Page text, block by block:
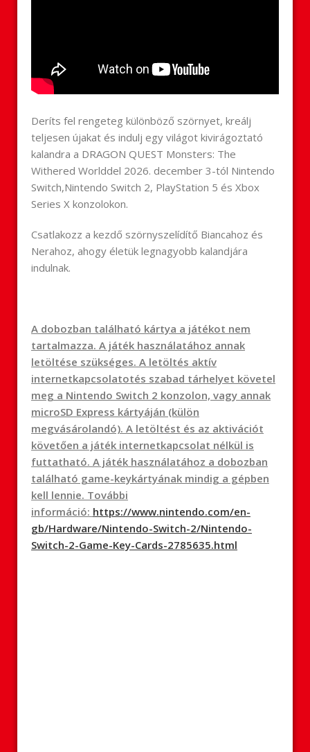
Deríts fel rengeteg különböző szörnyet, kreálj
teljesen újakat és indulj egy világot kivirágoztató
kalandra a DRAGON QUEST Monsters: The
Withered Worlddel 2026. december 3-tól Nintendo
Switch,Nintendo Switch 2, PlayStation 5 és Xbox
Series X konzolokon.
Csatlakozz a kezdő szörnyszelídítő Biancahoz és
Nerahoz, ahogy életük legnagyobb kalandjára
indulnak.
A dobozban található kártya a játékot nem
tartalmazza. A játék használatához annak
letöltése szükséges. A letöltés aktív
internetkapcsolatotés szabad tárhelyet követel
meg a Nintendo Switch 2 konzolon, vagy annak
microSD Express kártyáján (külön
megvásárolandó). A letöltést és az aktivációt
követően a játék internetkapcsolat nélkül is
futtatható. A játék használatához a dobozban
található game-keykártyának mindig a gépben
kell lennie. További
információ: https://www.nintendo.com/en-
gb/Hardware/Nintendo-Switch-2/Nintendo-
Switch-2-Game-Key-Cards-2785635.html